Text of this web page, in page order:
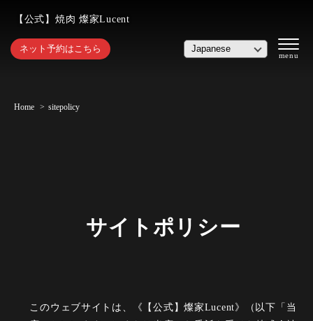
【公式】焼肉 燦家Lucent
ネット予約はこちら
Home sitepolicy
サイトポリシー
このウェブサイトは、《【公式】燦家Lucent》（以下「当